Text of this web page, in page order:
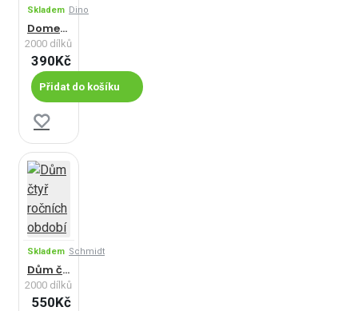
Skladem Dino
Domek u řeky
2000 dílků
390Kč
Přidat do košíku
Skladem Schmidt
Dům čtyř ročních období
2000 dílků
550Kč